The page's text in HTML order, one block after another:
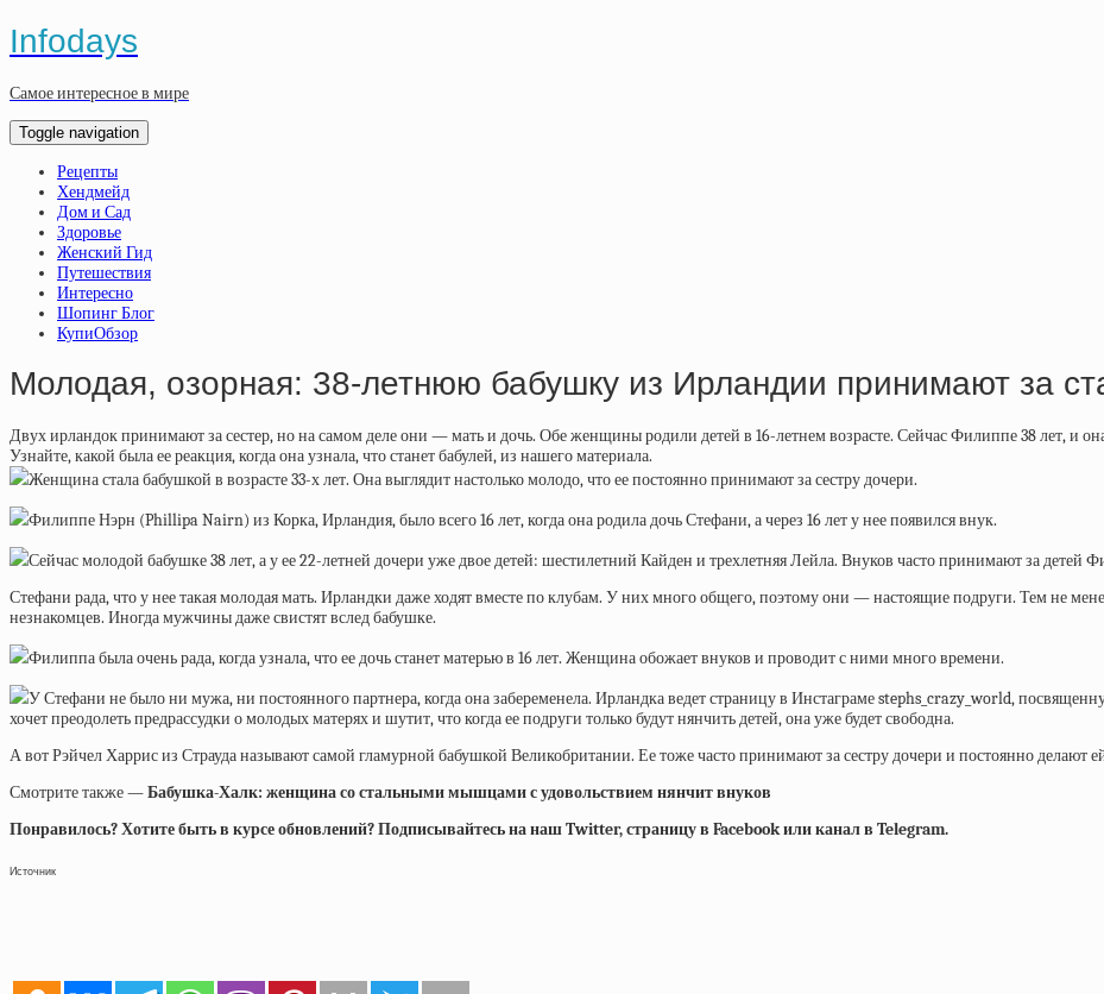
Infodays
Самое интересное в мире
Toggle navigation
Рецепты
Хендмейд
Дом и Сад
Здоровье
Женский Гид
Путешествия
Интересно
Шопинг Блог
КупиОбзор
Молодая, озорная: 38-летнюю бабушку из Ирландии принимают за
Двух ирландок принимают за сестер, но на самом деле они — мать и дочь. Обе женщины родили детей в 16-летнем возрасте. Сейчас Филиппе 38 лет, и
Узнайте, какой была ее реакция, когда она узнала, что станет бабулей, из нашего материала.
Женщина стала бабушкой в возрасте 33-х лет. Она выглядит настолько молодо, что ее постоянно принимают за сестру дочери.
Филиппе Нэрн (Phillipa Nairn) из Корка, Ирландия, было всего 16 лет, когда она родила дочь Стефани, а через 16 лет у нее появился внук.
Сейчас молодой бабушке 38 лет, а у ее 22-летней дочери уже двое детей: шестилетний Кайден и трехлетняя Лейла. Внуков часто принимают за детей
Стефани рада, что у нее такая молодая мать. Ирландки даже ходят вместе по клубам. У них много общего, поэтому они — настоящие подруги. Тем не
незнакомцев. Иногда мужчины даже свистят вслед бабушке.
Филиппа была очень рада, когда узнала, что ее дочь станет матерью в 16 лет. Женщина обожает внуков и проводит с ними много времени.
У Стефани не было ни мужа, ни постоянного партнера, когда она забеременела. Ирландка ведет страницу в Инстаграме stephs_crazy_world,
хочет преодолеть предрассудки о молодых матерях и шутит, что когда ее подруги только будут нянчить детей, она уже будет свободна.
А вот Рэйчел Харрис из Страуда называют самой гламурной бабушкой Великобритании. Ее тоже часто принимают за сестру дочери и постоянно делают
Смотрите также —Бабушка-Халк: женщина со стальными мышцами с удовольствием нянчит внуков
Понравилось? Хотите быть в курсе обновлений? Подписывайтесь на наш Twitter, страницу в Facebook или канал в Telegram.
Источник